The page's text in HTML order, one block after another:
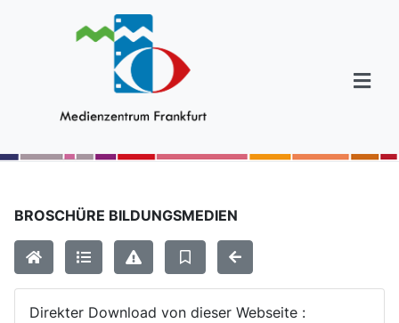
BROSCHÜRE BILDUNGSMEDIEN
Direkter Download von dieser Webseite :